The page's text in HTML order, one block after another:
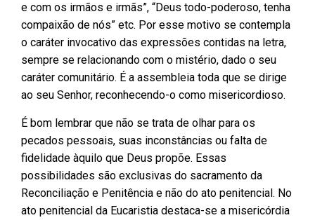
e com os irmãos e irmãs”, “Deus todo-poderoso, tenha
compaixão de nós” etc. Por esse motivo se contempla
o caráter invocativo das expressões contidas na letra,
sempre se relacionando com o mistério, dado o seu
caráter comunitário. É a assembleia toda que se dirige
ao seu Senhor, reconhecendo-o como misericordioso.
É bom lembrar que não se trata de olhar para os
pecados pessoais, suas inconstâncias ou falta de
fidelidade àquilo que Deus propõe. Essas
possibilidades são exclusivas do sacramento da
Reconciliação e Penitência e não do ato penitencial. No
ato penitencial da Eucaristia destaca-se a misericórdia